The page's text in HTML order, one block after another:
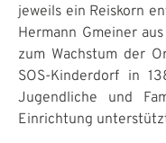
jeweils ein Reiskorn
Hermann Gmeiner
zum Wachstum der
SOS-Kinderdorf in
Jugendliche und
Einrichtung